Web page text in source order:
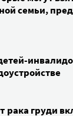
семьи,
рака груди